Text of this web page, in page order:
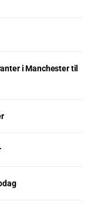
i Manchester til